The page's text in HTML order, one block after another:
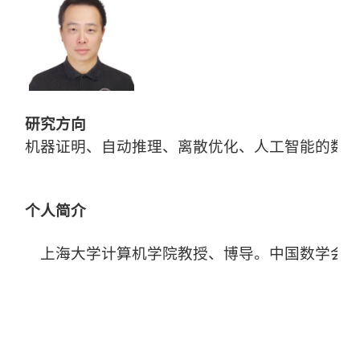
研究方向
机器证明、自动推理、离散优化、人工智能的数
个人简介
上海大学计算机学院教授、博导。中国数学